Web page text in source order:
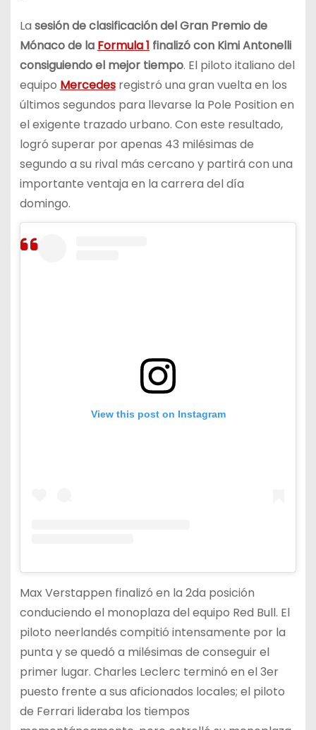
La sesión de clasificación del Gran Premio de
Mónaco de la Formula 1 finalizó con Kimi Antonelli
consiguiendo el mejor tiempo. El piloto italiano del
equipo Mercedesregistró una gran vuelta en los
últimos segundos para llevarse la Pole Position en
el exigente trazado urbano. Con este resultado,
logró superar por apenas 43 milésimas de
segundo a su rival más cercano y partirá con una
importante ventaja en la carrera del día
domingo.
View this post on Instagram
Max Verstappen finalizó en la 2da posición
conduciendo el monoplaza del equipo Red Bull. El
piloto neerlandés compitió intensamente por la
punta y se quedó a milésimas de conseguir el
primer lugar. Charles Leclerc terminó en el 3er
puesto frente a sus aficionados locales; el piloto
de Ferrari lideraba los tiempos